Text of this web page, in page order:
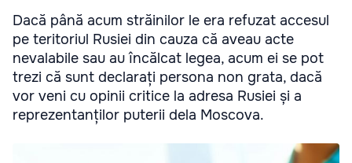
Dacă până acum străinilor le era refuzat accesul
pe teritoriul Rusiei din cauza că aveau acte
nevalabile sau au încălcat legea, acum ei se pot
trezi că sunt declarați persona non grata, dacă
vor veni cu opinii critice la adresa Rusiei și a
reprezentanților puterii dela Moscova.